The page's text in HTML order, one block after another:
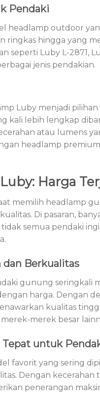
Pendaki
headlamp outdoor
ringkas hingga yang
seperti Luby L-2871,
jenis pendakian.
Luby menjadi
kali lebih lengkap
atau lumens
headlamp
Harga
memilih headlamp
Di pasaran,
semua pendaki
dan Berkualitas
gunung seringkali
harga. Dengan
kualitas
merek besar
Tepat untuk
favorit yang sering
Dengan kecerahan
penerangan